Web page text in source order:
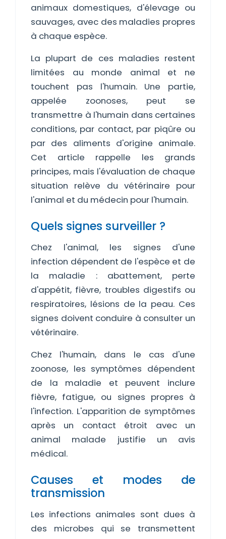
animaux domestiques, d'élevage ou
sauvages, avec des maladies propres
à chaque espèce.
La plupart de ces maladies restent
limitées au monde animal et ne
touchent pas l'humain. Une partie,
appelée zoonoses, peut se
transmettre à l'humain dans certaines
conditions, par contact, par piqûre ou
par des aliments d'origine animale.
Cet article rappelle les grands
principes, mais l'évaluation de chaque
situation relève du vétérinaire pour
l'animal et du médecin pour l'humain.
Quels signes surveiller ?
Chez l'animal, les signes d'une
infection dépendent de l'espèce et de
la maladie : abattement, perte
d'appétit, fièvre, troubles digestifs ou
respiratoires, lésions de la peau. Ces
signes doivent conduire à consulter un
vétérinaire.
Chez l'humain, dans le cas d'une
zoonose, les symptômes dépendent
de la maladie et peuvent inclure
fièvre, fatigue, ou signes propres à
l'infection. L'apparition de symptômes
après un contact étroit avec un
animal malade justifie un avis
médical.
Causes et modes de
transmission
Les infections animales sont dues à
des microbes qui se transmettent